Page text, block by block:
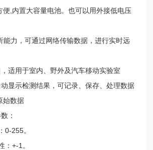
便,内置大容量电池。也可以用外接低电压
能力，可通过网络传输数据，进行实时远
适用于室内、野外及汽车移动实验室
显示检测结果，可记录、保存、处理数据
始数据
：
255。
+-1。